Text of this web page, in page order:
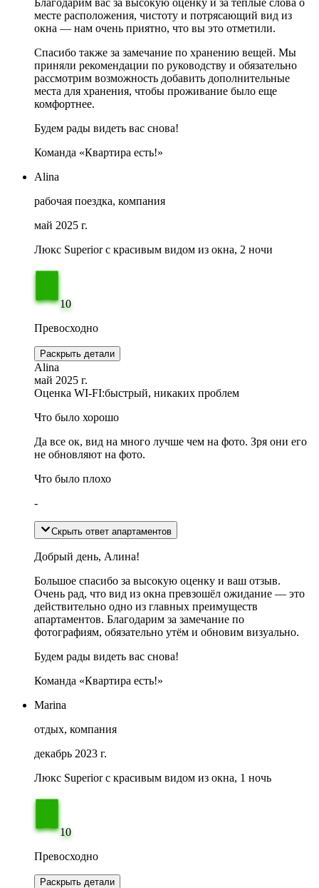
месте расположения, чистоту и потрясающий вид из
окна — нам очень приятно, что вы это отметили.
Спасибо также за замечание по хранению вещей. Мы
приняли рекомендации по руководству и обязательно
рассмотрим возможность добавить дополнительные
места для хранения, чтобы проживание было еще
комфортнее.
Будем рады видеть вас снова!
Команда «Квартира есть!»
Alina
рабочая поездка, компания
май 2025 г.
Люкс Superior с красивым видом из окна, 2 ночи
10
Превосходно
Раскрыть детали
Alina
май 2025 г.
Оценка WI-FI:быстрый, никаких проблем
Что было хорошо
Да все ок, вид на много лучше чем на фото. Зря они его
не обновляют на фото.
Что было плохо
-
Скрыть ответ апартаментов
Добрый день, Алина!
Большое спасибо за высокую оценку и ваш отзыв.
Очень рад, что вид из окна превзошёл ожидание — это
действительно одно из главных преимуществ
апартаментов. Благодарим за замечание по
фотографиям, обязательно утём и обновим визуально.
Будем рады видеть вас снова!
Команда «Квартира есть!»
Marina
отдых, компания
декабрь 2023 г.
Люкс Superior с красивым видом из окна, 1 ночь
10
Превосходно
Раскрыть детали